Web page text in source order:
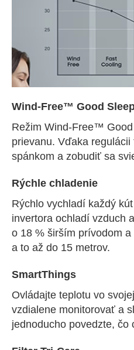
Wind-Free™ Good
Režim Wind-Free™
prievanu. Vďaka
spánkom a zobudiť sa
Rýchle chladenie
Rýchlo vychladí každý
invertora ochladí vzduch
o 18 % širším prívodom
a to až do 15 metrov.
SmartThings
Ovládajte teplotu vo
vzdialene monitorovať a
jednoducho povedzte,